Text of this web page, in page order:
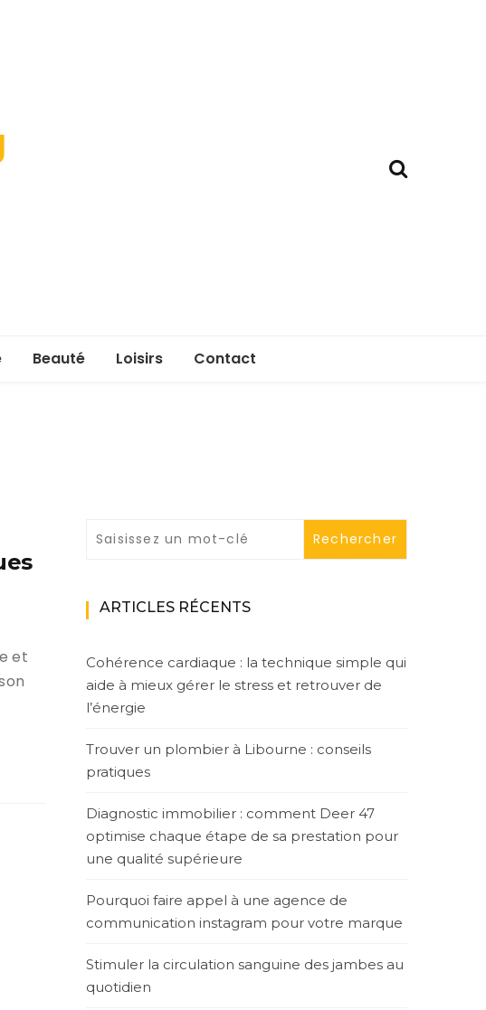
Beauté Loisirs Contact
et
ARTICLES RÉCENTS
Cohérence cardiaque : la technique simple qui
aide à mieux gérer le stress et retrouver de
l’énergie
Trouver un plombier à Libourne : conseils
pratiques
Diagnostic immobilier : comment Deer 47
optimise chaque étape de sa prestation pour
une qualité supérieure
Pourquoi faire appel à une agence de
communication instagram pour votre marque
Stimuler la circulation sanguine des jambes au
quotidien